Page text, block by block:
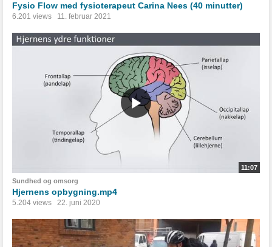
Fysio Flow med fysioterapeut Carina Nees (40 minutter)
6.201 views 11. februar 2021
11:07
Sundhed og omsorg
Hjernens opbygning.mp4
5.204 views 22. juni 2020